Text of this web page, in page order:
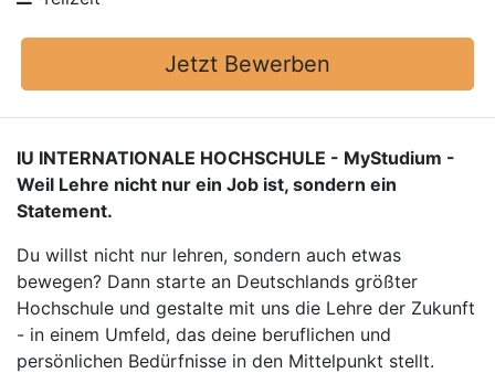
Jetzt Bewerben
IU INTERNATIONALE HOCHSCHULE - MyStudium -
Weil Lehre nicht nur ein Job ist, sondern ein
Statement.
Du willst nicht nur lehren, sondern auch etwas
bewegen? Dann starte an Deutschlands größter
Hochschule und gestalte mit uns die Lehre der Zukunft
- in einem Umfeld, das deine beruflichen und
persönlichen Bedürfnisse in den Mittelpunkt stellt.